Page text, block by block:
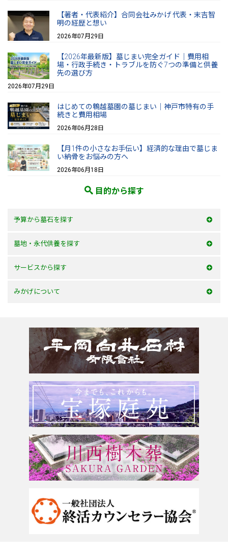
【著者・代表紹介】合同会社みかげ 代表・末吉智
明の経歴と想い
2026年07月29日
【2026年最新版】墓じまい完全ガイド｜費用相
場・行政手続き・トラブルを防ぐ7つの準備と供養
先の選び方
2026年07月29日
はじめての鵯越墓園の墓じまい｜神戸市特有の手
続きと費用相場
2026年06月28日
【月1件の小さなお手伝い】経済的な理由で墓じま
い納骨をお悩みの方へ
2026年06月18日
目的から探す
予算から墓石を探す
50万以内
100万以内
150万以内
墓地・永代供養を探す
大阪府
兵庫県
奈良県
和歌山県
サービスから探す
お墓を建てる
墓じまい・改葬
追加文字彫刻
みかげについて
会社案内
よくあるご質問
お問合せ